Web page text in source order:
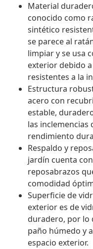
Material
conocido como
sintético
se parece al
limpiar y se usa
exterior debido
resistentes a la
Estructura
acero con
estable,
las inclemencias
rendimiento
Respaldo y
jardín cuenta
reposabrazos
comodidad
Superficie de
exterior es de
duradero, por lo
paño húmedo y
espacio exterior.